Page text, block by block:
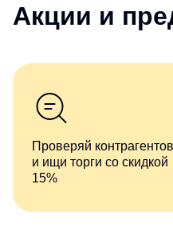
Акции и
Проверяй контрагентов
и ищи торги со скидкой
15%
о компаниях и